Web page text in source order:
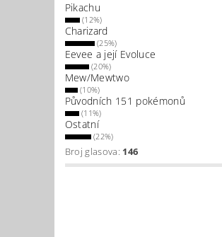
Pikachu
(12%)
Charizard
(25%)
Eevee a její Evoluce
(20%)
Mew/Mewtwo
(10%)
Původních 151 pokémonů
(11%)
Ostatní
(22%)
Broj glasova: 146